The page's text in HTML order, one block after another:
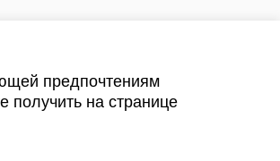
предпочтениям
на странице